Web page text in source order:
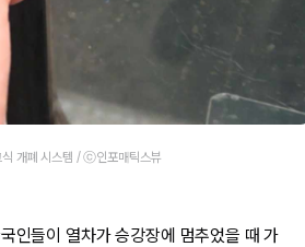
식 개폐 시스템 / ⓒ인포매틱스뷰
인들이 열차가 승강장에 멈추었을 때 가